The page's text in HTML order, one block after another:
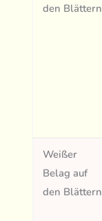
den Blättern
Weißer
Belag auf
den Blättern